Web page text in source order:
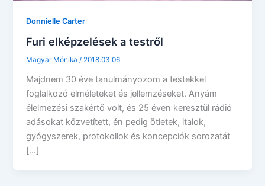
Donnielle Carter
Furi elképzelések a testről
Magyar Mónika / 2018.03.06.
Majdnem 30 éve tanulmányozom a testekkel
foglalkozó elméleteket és jellemzéseket. Anyám
élelmezési szakértő volt, és 25 éven keresztül rádió
adásokat közvetített, én pedig ötletek, italok,
gyógyszerek, protokollok és koncepciók sorozatát
[…]